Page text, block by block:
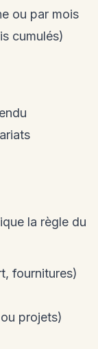
ou par mois
cumulés)
la règle du
fournitures)
projets)